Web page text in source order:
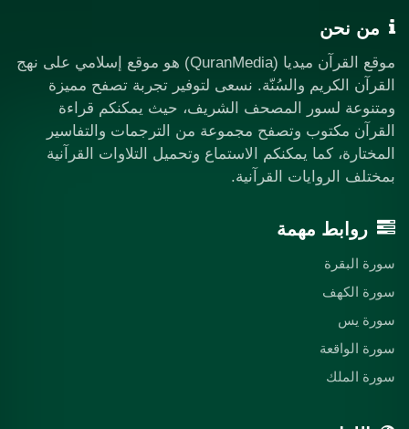
من نحن
موقع القرآن ميديا (QuranMedia) هو موقع إسلامي على نهج
القرآن الكريم والسُنّة. نسعى لتوفير تجربة تصفح مميزة
ومتنوعة لسور المصحف الشريف، حيث يمكنكم قراءة
القرآن مكتوب وتصفح مجموعة من الترجمات والتفاسير
المختارة، كما يمكنكم الاستماع وتحميل التلاوات القرآنية
بمختلف الروايات القرآنية.
روابط مهمة
سورة البقرة
سورة الكهف
سورة يس
سورة الواقعة
سورة الملك